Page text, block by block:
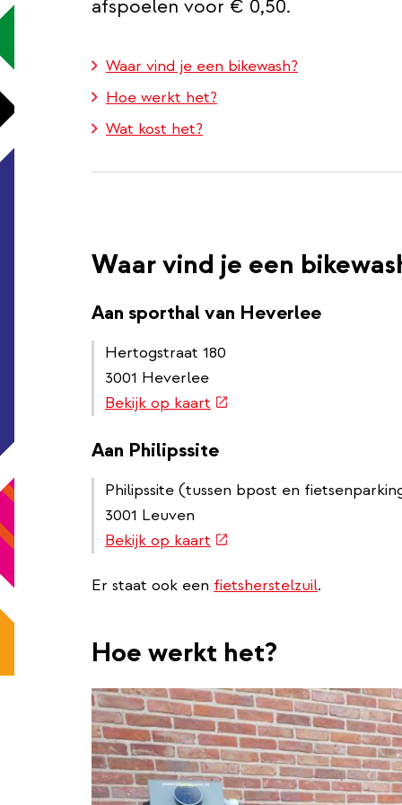
afspoelen voor € 0,50.
Waar vind je een bikewash?
Hoe werkt het?
Wat kost het?
Waar vind je een
Aan sporthal van Heverlee
Hertogstraat 180
3001 Heverlee
Bekijk op kaart (externe
Aan Philipssite
Philipssite (tussen bpost en
3001 Leuven
Bekijk op kaart (externe
Er staat ook een fietsherstelzuil.
Hoe werkt het?